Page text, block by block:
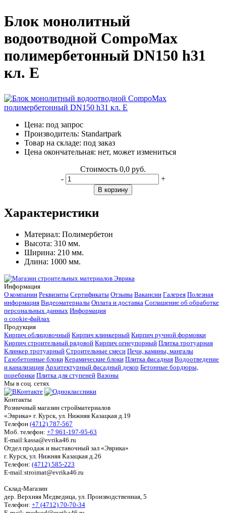
Блок монолитный
водоотводной CompoMax
полимербетонный DN150 h31
кл. E
Цена: под запрос
Производитель: Standartpark
Товар на складе: под заказ
Цена окончательная: нет, может измениться
Стоимость 0,0 руб.
-
+
В корзину
Характеристики
Материал: Полимербетон
Высота: 310 мм.
Ширина: 210 мм.
Длина: 1000 мм.
Информация
О компании Реквизиты Сертификаты Отзывы Вакансии Галерея Полезная
информация Видеоматериалы Оплата и доставка Соглашение об обработке
персональных данных Информация
о cookie-файлах
Продукция
Кирпич облицовочный Кирпич клинкерный Кирпич ручной формовки
Кирпич строительный рядовой Кирпич огнеупорный Плитка тротуарная
Клинкер тротуарный Строительные смеси Печи, камины, мангалы
Газобетонные блоки Керамические блоки Плитка фасадная Водоотведение
и канализация Архитектурный фасадный декор Бетонные бордюры,
поребрики Плитка для ступеней Вазоны
Мы в соц. сетях
Контакты
Розничный магазин стройматериалов
«Эврика» г. Курск, ул. Нижняя Казацкая д.19
Телефон (4712) 787-567
Моб. телефон: +7 961-197-95-63
E-mail:kassa@evrika46.ru
Отдел продаж и выставочный зал «Эврика»
г. Курск, ул. Нижняя Казацкая д.26
Телефон: (4712) 585-223
E-mail:stroimat@evrika46.ru
Склад-Магазин
дер. Верхняя Медведица, ул. Производственная, 5
Телефон: +7 (4712) 70-70-34